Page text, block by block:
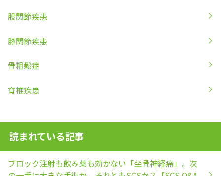
股関節疾患
膝関節疾患
骨粗鬆症
脊椎疾患
読まれている記事
ブロック注射も飲み薬も効かない「坐骨神経痛」。次